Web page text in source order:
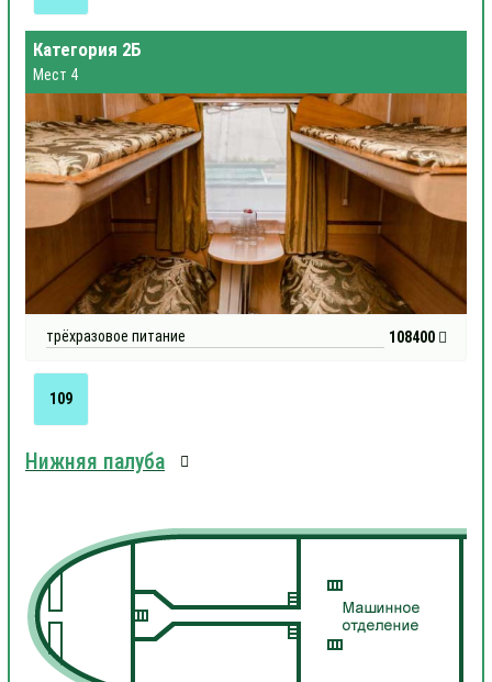
Категория 2Б
Мест 4
трёхразовое питание 108400
109
Нижняя палуба